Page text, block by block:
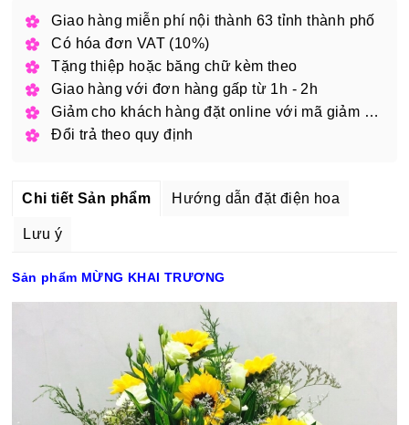
Giao hàng miễn phí nội thành 63 tỉnh thành phố
Có hóa đơn VAT (10%)
Tặng thiệp hoặc băng chữ kèm theo
Giao hàng với đơn hàng gấp từ 1h - 2h
Giảm cho khách hàng đặt online với mã giảm giá
Đổi trả theo quy định
Chi tiết Sản phẩm Hướng dẫn đặt điện hoa
Lưu ý
Sản phẩm MỪNG KHAI TRƯƠNG